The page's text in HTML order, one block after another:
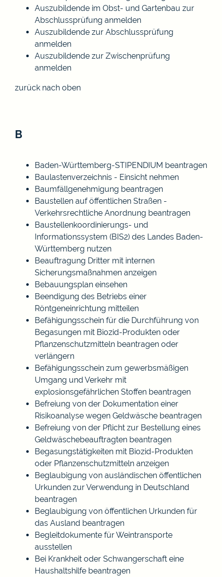
Auszubildende im Obst- und Gartenbau zur
Abschlussprüfung anmelden
Auszubildende zur Abschlussprüfung
anmelden
Auszubildende zur Zwischenprüfung
anmelden
zurück nach oben
B
Baden-Württemberg-STIPENDIUM beantragen
Baulastenverzeichnis - Einsicht nehmen
Baumfällgenehmigung beantragen
Baustellen auf öffentlichen Straßen -
Verkehrsrechtliche Anordnung beantragen
Baustellenkoordinierungs- und
Informationssystem (BIS2) des Landes Baden-
Württemberg nutzen
Beauftragung Dritter mit internen
Sicherungsmaßnahmen anzeigen
Bebauungsplan einsehen
Beendigung des Betriebs einer
Röntgeneinrichtung mitteilen
Befähigungsschein für die Durchführung von
Begasungen mit Biozid-Produkten oder
Pflanzenschutzmitteln beantragen oder
verlängern
Befähigungsschein zum gewerbsmäßigen
Umgang und Verkehr mit
explosionsgefährlichen Stoffen beantragen
Befreiung von der Dokumentation einer
Risikoanalyse wegen Geldwäsche beantragen
Befreiung von der Pflicht zur Bestellung eines
Geldwäschebeauftragten beantragen
Begasungstätigkeiten mit Biozid-Produkten
oder Pflanzenschutzmitteln anzeigen
Beglaubigung von ausländischen öffentlichen
Urkunden zur Verwendung in Deutschland
beantragen
Beglaubigung von öffentlichen Urkunden für
das Ausland beantragen
Begleitdokumente für Weintransporte
ausstellen
Bei Krankheit oder Schwangerschaft eine
Haushaltshilfe beantragen